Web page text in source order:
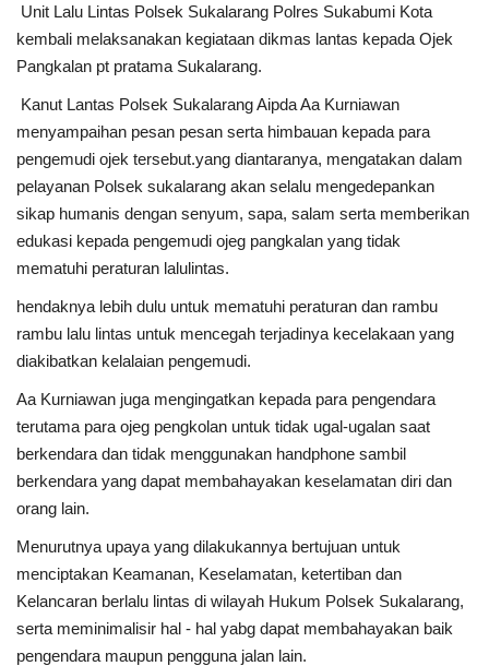
Olahraga
Kesehatan
Layanan Publik
Perempuan/Anak
Unit Lalu Lintas Polsek Sukalarang Polres Sukabumi Kota
kembali melaksanakan kegiataan dikmas lantas kepada Ojek
Pangkalan pt pratama Sukalarang.
Kanut Lantas Polsek Sukalarang Aipda Aa Kurniawan
menyampaihan pesan pesan serta himbauan kepada para
pengemudi ojek tersebut.yang diantaranya, mengatakan dalam
pelayanan Polsek sukalarang akan selalu mengedepankan
sikap humanis dengan senyum, sapa, salam serta memberikan
edukasi kepada pengemudi ojeg pangkalan yang tidak
mematuhi peraturan lalulintas.
hendaknya lebih dulu untuk mematuhi peraturan dan rambu
rambu lalu lintas untuk mencegah terjadinya kecelakaan yang
diakibatkan kelalaian pengemudi.
Aa Kurniawan juga mengingatkan kepada para pengendara
terutama para ojeg pengkolan untuk tidak ugal-ugalan saat
berkendara dan tidak menggunakan handphone sambil
berkendara yang dapat membahayakan keselamatan diri dan
orang lain.
Menurutnya upaya yang dilakukannya bertujuan untuk
menciptakan Keamanan, Keselamatan, ketertiban dan
Kelancaran berlalu lintas di wilayah Hukum Polsek Sukalarang,
serta meminimalisir hal - hal yabg dapat membahayakan baik
pengendara maupun pengguna jalan lain.